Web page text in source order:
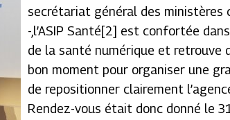
secrétariat général des ministères
-,l’ASIP Santé[2] est confortée
de la santé numérique et retrouve
bon moment pour organiser une
de repositionner clairement
Rendez-vous était donc donné le